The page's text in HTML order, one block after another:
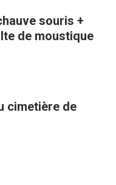
souris +
de moustique
cimetière de